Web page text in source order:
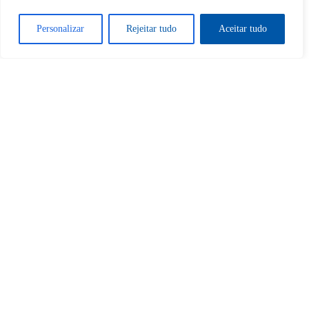
Personalizar Rejeitar tudo Aceitar tudo
Desbloquear esquerda : 0